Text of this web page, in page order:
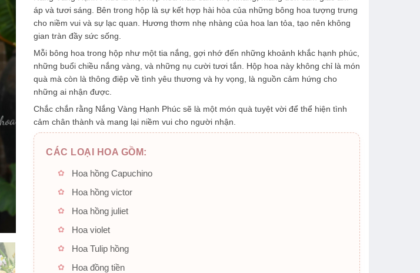
áp và tươi sáng. Bên trong hộp là sự kết hợp hài hòa của những bông hoa tượng trưng
cho niềm vui và sự lạc quan. Hương thơm nhẹ nhàng của hoa lan tỏa, tạo nên không
gian tràn đầy sức sống.
Mỗi bông hoa trong hộp như một tia nắng, gợi nhớ đến những khoảnh khắc hạnh phúc,
những buổi chiều nắng vàng, và những nụ cười tươi tắn. Hộp hoa này không chỉ là món
quà mà còn là thông điệp về tình yêu thương và hy vọng, là nguồn cảm hứng cho
những ai nhận được.
Chắc chắn rằng Nắng Vàng Hạnh Phúc sẽ là một món quà tuyệt vời để thể hiện tình
cảm chân thành và mang lại niềm vui cho người nhận.
CÁC LOẠI HOA GỒM:
Hoa hồng Capuchino
Hoa hồng victor
Hoa hồng juliet
Hoa violet
Hoa Tulip hồng
Hoa đồng tiền